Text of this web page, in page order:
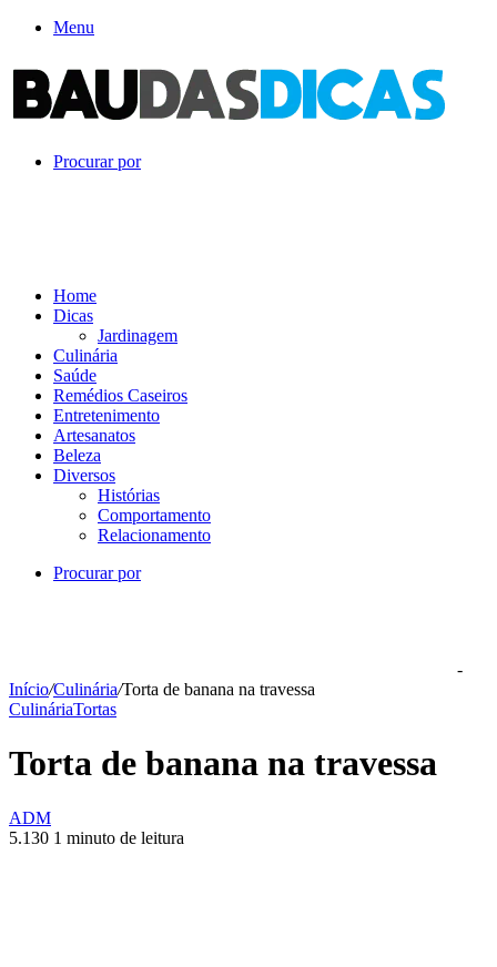
Menu
Procurar por
Home
Dicas
Jardinagem
Culinária
Saúde
Remédios Caseiros
Entretenimento
Artesanatos
Beleza
Diversos
Histórias
Comportamento
Relacionamento
Procurar por
-
Início/Culinária/Torta de banana na travessa
CulináriaTortas
Torta de banana na travessa
ADM
5.130 1 minuto de leitura